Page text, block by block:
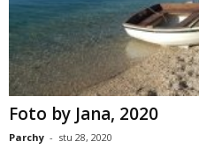
Foto by Jana, 2020
Parchy - stu 28, 2020